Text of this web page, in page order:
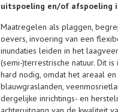
uitspoeling en/of afspoeling
Maatregelen als plaggen,
oevers, invoering van een
inundaties leiden in het
(semi-)terrestrische natuur. Dit
hard nodig, omdat het areaal
blauwgraslanden,
dergelijke inrichtings- en